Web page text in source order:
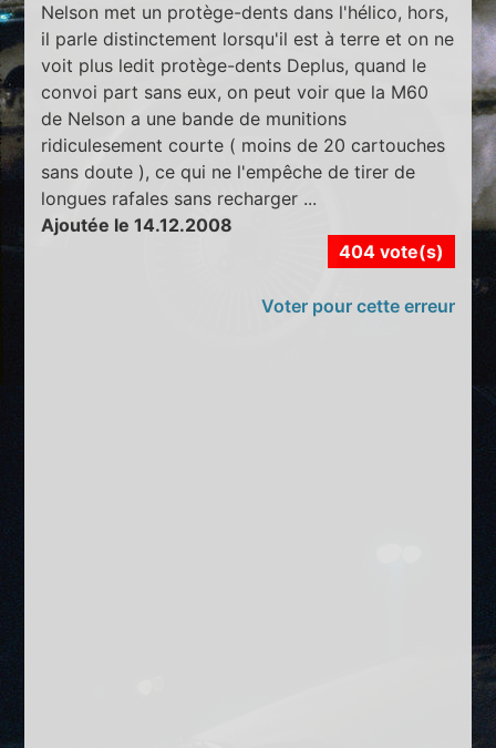
Nelson met un protège-dents dans l'hélico, hors,
il parle distinctement lorsqu'il est à terre et on ne
voit plus ledit protège-dents Deplus, quand le
convoi part sans eux, on peut voir que la M60
de Nelson a une bande de munitions
ridiculesement courte ( moins de 20 cartouches
sans doute ), ce qui ne l'empêche de tirer de
longues rafales sans recharger ...
Ajoutée le 14.12.2008
404 vote(s)
Voter pour cette erreur